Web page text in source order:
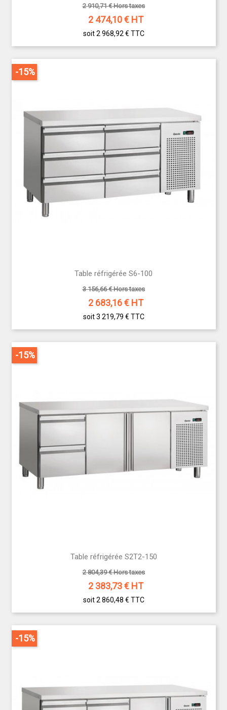
2 910,71 € Hors taxes
2 474,10€ HT
soit 2 968,92 € TTC
Table réfrigérée S6-100
3 156,66 € Hors taxes
2 683,16€ HT
soit 3 219,79 € TTC
-15%
Table réfrigérée S2T2-150
2 804,39 € Hors taxes
2 383,73€ HT
soit 2 860,48 € TTC
-15%
-15%